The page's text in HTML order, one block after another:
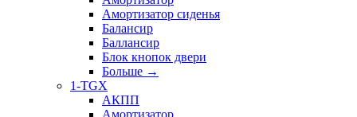
Амортизатор сиденья
Балансир
Баллансир
Блок кнопок двери
Больше →
1-TGX
АКПП
Амортизатор